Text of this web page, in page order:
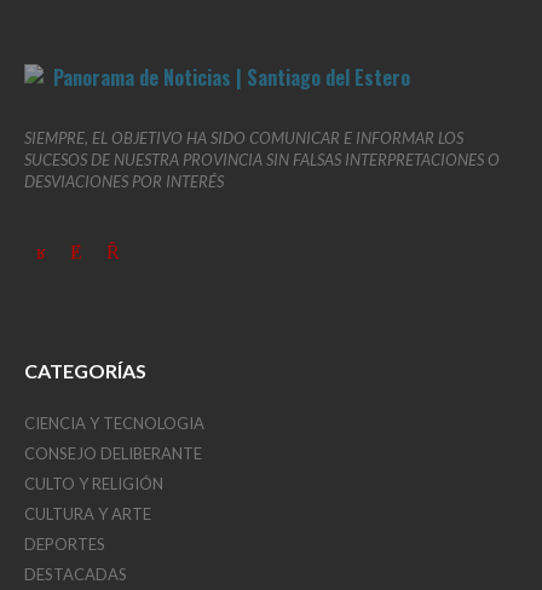
SIEMPRE, EL OBJETIVO HA SIDO COMUNICAR E INFORMAR LOS
SUCESOS DE NUESTRA PROVINCIA SIN FALSAS INTERPRETACIONES O
DESVIACIONES POR INTERÉS
CATEGORÍAS
CIENCIA Y TECNOLOGIA
CONSEJO DELIBERANTE
CULTO Y RELIGIÓN
CULTURA Y ARTE
DEPORTES
DESTACADAS